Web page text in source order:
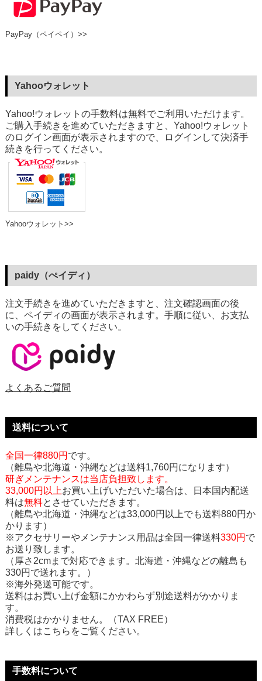
PayPay（ペイペイ）>>
Yahooウォレット
Yahoo!ウォレットの手数料は無料でご利用いただけます。
ご購入手続きを進めていただきますと、Yahoo!ウォレット
のログイン画面が表示されますので、ログインして決済手
続きを行ってください。
Yahooウォレット>>
paidy（ぺイディ）
注文手続きを進めていただきますと、注文確認画面の後
に、ペイディの画面が表示されます。手順に従い、お支払
いの手続きをしてください。
よくあるご質問
送料について
全国一律880円 です。
（離島や北海道・沖縄などは送料1,760円になります）
研ぎメンテナンスは当店負担致します。
33,000円以上お買い上げいただいた場合は、日本国内配送
料は無料とさせていただきます。
（離島や北海道・沖縄などは33,000円以上でも送料880円か
かります）
※アクセサリーやメンテナンス用品は全国一律送料330円 で
お送り致します。
（厚さ2cmまで対応できます。北海道・沖縄などの離島も
330円で送れます。）
※海外発送可能です。
送料はお買い上げ金額にかかわらず別途送料がかかりま
す。
消費税はかかりません。（TAX FREE）
詳しくはこちらをご覧ください。
手数料について